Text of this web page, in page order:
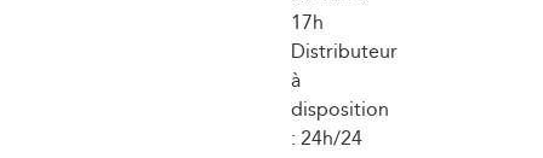
17h
Distributeur
à
disposition
: 24h/24